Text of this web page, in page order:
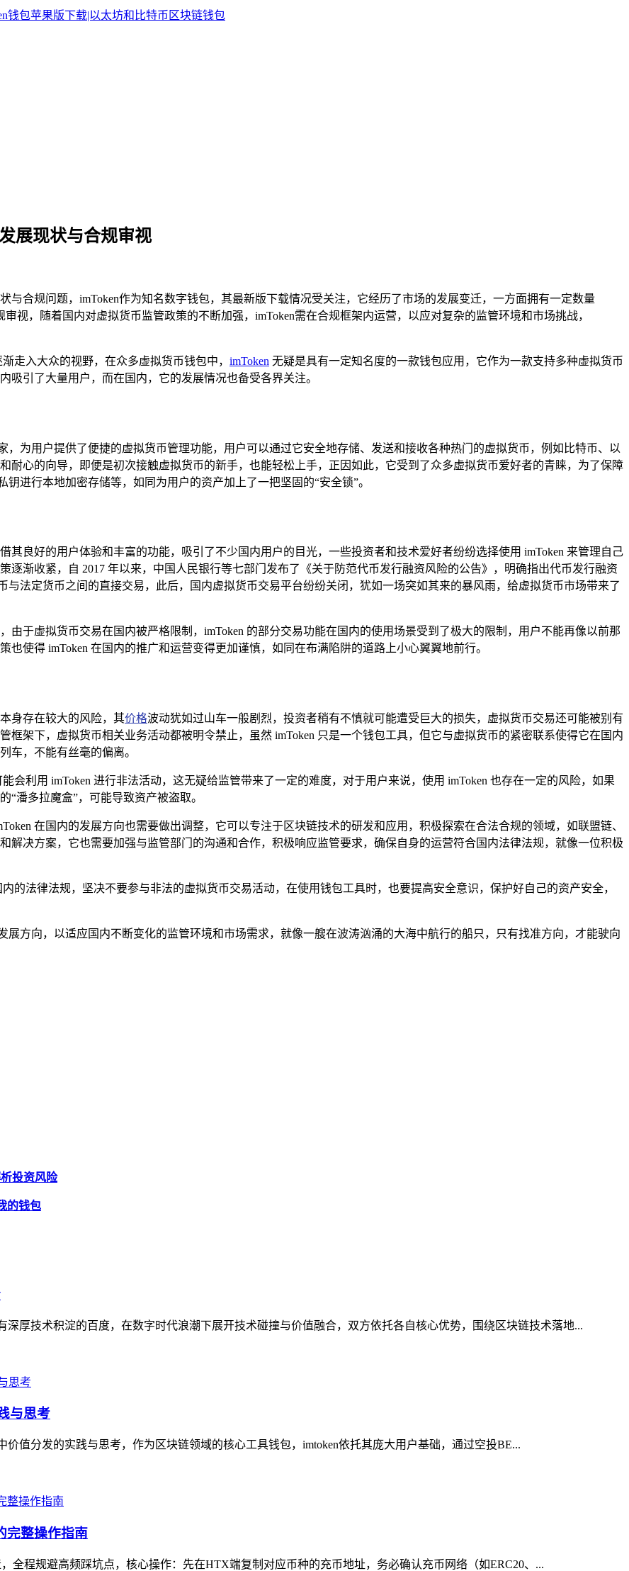
展现状与合规审视
与合规问题，imToken作为知名数字钱包，其最新版下载情况受关注，它经历了市场的发展变迁，一方面拥有一定数量
视，随着国内对虚拟货币监管政策的不断加强，imToken需在合规框架内运营，以应对复杂的监管环境和市场挑战，
走入大众的视野，在众多虚拟货币钱包中， imToken 无疑是具有一定知名度的一款钱包应用，它作为一款支持多种虚拟货币
吸引了大量用户，而在国内，它的发展情况也备受各界关注。
，为用户提供了便捷的虚拟货币管理功能，用户可以通过它安全地存储、发送和接收各种热门的虚拟货币，例如比特币、以
耐心的向导，即便是初次接触虚拟货币的新手，也能轻松上手，正因如此，它受到了众多虚拟货币爱好者的青睐，为了保障
进行本地加密存储等，如同为用户的资产加上了一把坚固的“安全锁”。
其良好的用户体验和丰富的功能，吸引了不少国内用户的目光，一些投资者和技术爱好者纷纷选择使用 imToken 来管理自己
逐渐收紧，自 2017 年以来，中国人民银行等七部门发布了《关于防范代币发行融资风险的公告》，明确指出代币发行融资
与法定货币之间的直接交易，此后，国内虚拟货币交易平台纷纷关闭，犹如一场突如其来的暴风雨，给虚拟货币市场带来了
由于虚拟货币交易在国内被严格限制，imToken 的部分交易功能在国内的使用场景受到了极大的限制，用户不能再像以前那
使得 imToken 在国内的推广和运营变得更加谨慎，如同在布满陷阱的道路上小心翼翼地前行。
身存在较大的风险，其价格波动犹如过山车一般剧烈，投资者稍有不慎就可能遭受巨大的损失，虚拟货币交易还可能被别有
框架下，虚拟货币相关业务活动都被明令禁止，虽然 imToken 只是一个钱包工具，但它与虚拟货币的紧密联系使得它在国内
车，不能有丝毫的偏离。
会利用 imToken 进行非法活动，这无疑给监管带来了一定的难度，对于用户来说，使用 imToken 也存在一定的风险，如果
潘多拉魔盒”，可能导致资产被盗取。
在国内的发展方向也需要做出调整，它可以专注于区块链技术的研发和应用，积极探索在合法合规的领域，如联盟链、
解决方案，它也需要加强与监管部门的沟通和合作，积极响应监管要求，确保自身的运营符合国内法律法规，就像一位积极
的法律法规，坚决不要参与非法的虚拟货币交易活动，在使用钱包工具时，也要提高安全意识，保护好自己的资产安全，
展方向，以适应国内不断变化的监管环境和市场需求，就像一艘在波涛汹涌的大海中航行的船只，只有找准方向，才能驶向
投资风险
的钱包
深厚技术积淀的百度，在数字时代浪潮下展开技术碰撞与价值融合，双方依托各自核心优势，围绕区块链技术落地...
与思考
价值分发的实践与思考，作为区块链领域的核心工具钱包，imtoken依托其庞大用户基础，通过空投BE...
完整操作指南
全程规避高频踩坑点，核心操作：先在HTX端复制对应币种的充币地址，务必确认充币网络（如ERC20、...